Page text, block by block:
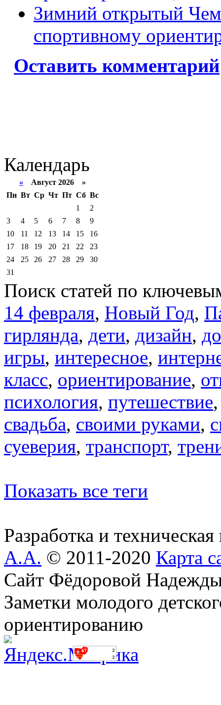
Зимний открытый
спортивному
Оставить комментарий
Календарь
« Август 2026 »
Пн Вт Ср Чт Пт Сб Вс
1
2
3
4 5 6 7 8
9
10
11 12 13 14 15
16
17
18 19 20 21 22
23
24
25 26 27 28 29
30
31
Поиск статей по
14 февраля, Новый Год,
гирлянда, дети, дизайн,
игры, интересное,
класс, ориентирование,
психология, путешествие
свадьба, своими руками,
суеверия, транспорт,
Показать все теги
Разработка и
А.А. © 2011-2020 Карта
Сайт Фёдоровой
Заметки молодого
ориентированию